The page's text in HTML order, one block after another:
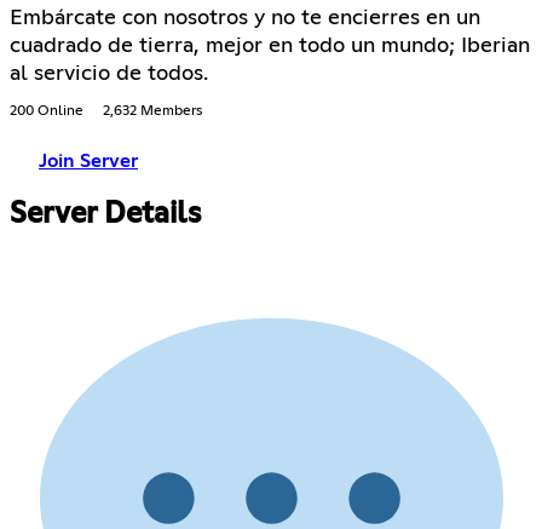
Embárcate con nosotros y no te encierres en un
cuadrado de tierra, mejor en todo un mundo; Iberian
al servicio de todos.
200 Online 2,632 Members
Join Server
Server Details